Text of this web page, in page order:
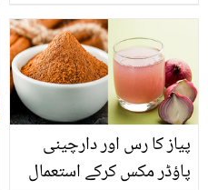
انہیں طلاق کیوں دی؟
بتاتے ہوئے آبدیدہ
پیاز کا رس اور دارچینی
پاؤڈر مکس کرکے استعمال